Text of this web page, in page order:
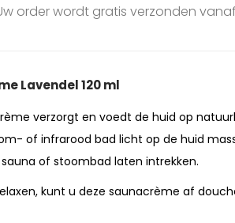
order wordt gratis verzonden vanaf
Lavendel 120 ml
verzorgt en voedt de huid op
of infrarood bad licht op de huid
of stoombad laten intrekken.
kunt u deze saunacrème af